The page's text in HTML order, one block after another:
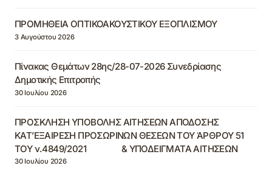
ΠΡΟΜΗΘΕΙΑ ΟΠΤΙΚΟΑΚΟΥΣΤΙΚΟΥ ΕΞΟΠΛΙΣΜΟΥ
3 Αυγούστου 2026
Πίνακας Θεμάτων 28ης/28-07-2026 Συνεδρίασης
Δημοτικής Επιτροπής
30 Ιουλίου 2026
ΠΡΟΣΚΛΗΣΗ ΥΠΟΒΟΛΗΣ ΑΙΤΗΣΕΩΝ ΑΠΟΔΟΣΗΣ
ΚΑΤ’ΕΞΑΙΡΕΣΗ ΠΡΟΣΩΡΙΝΩΝ ΘΕΣΕΩΝ ΤΟΥ ΆΡΘΡΟΥ 51
ΤΟΥ ν.4849/2021 & ΥΠΟΔΕΙΓΜΑΤΑ ΑΙΤΗΣΕΩΝ
30 Ιουλίου 2026